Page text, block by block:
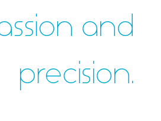
and
precision.